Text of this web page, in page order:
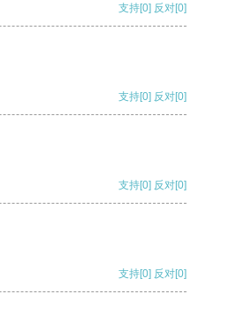
支持[0] 反对[0]
支持[0] 反对[0]
支持[0] 反对[0]
支持[0] 反对[0]